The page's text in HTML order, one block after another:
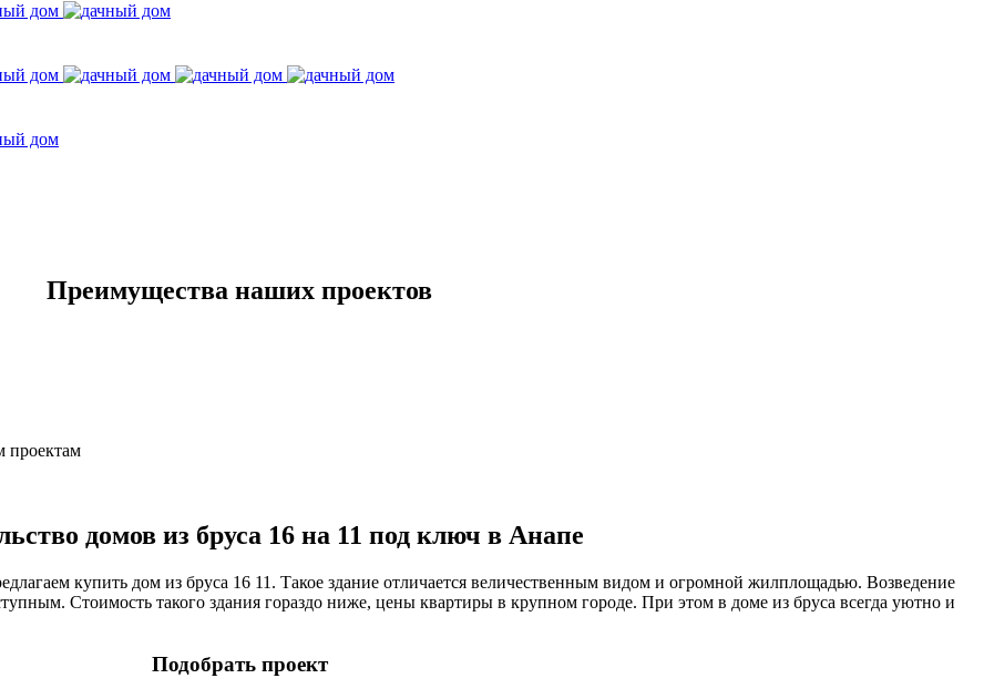
Преимущества наших проектов
проектам
домов из бруса 16 на 11 под ключ в Анапе
купить дом из бруса 16 11. Такое здание отличается величественным видом и огромной жилплощадью. Возведение
Стоимость такого здания гораздо ниже, цены квартиры в крупном городе. При этом в доме из бруса всегда уютно и
Подобрать проект